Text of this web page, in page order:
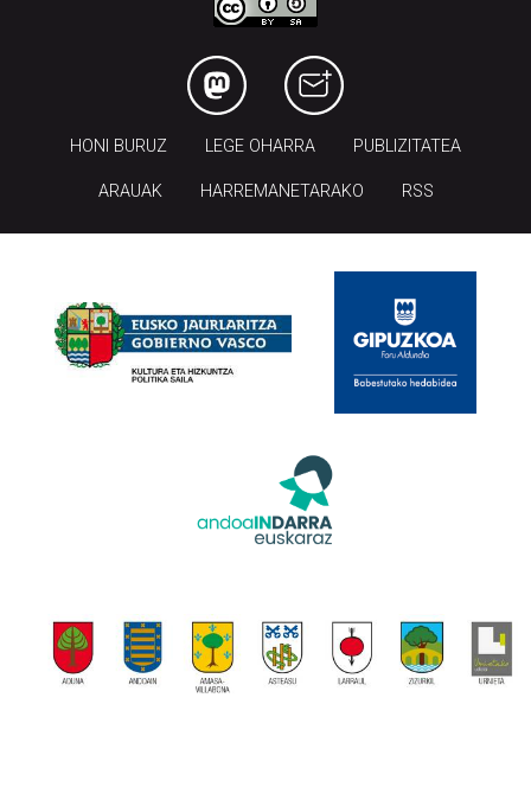
HONI BURUZ LEGE OHARRA PUBLIZITATEA
ARAUAK HARREMANETARAKO RSS